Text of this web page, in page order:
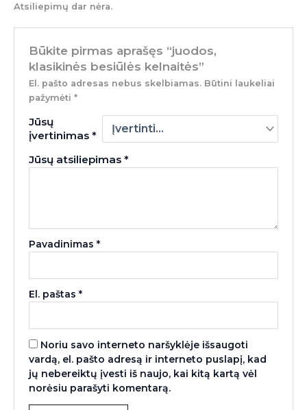
Atsiliepimų dar nėra.
Būkite pirmas aprašęs “juodos,
klasikinės besiūlės kelnaitės”
El. pašto adresas nebus skelbiamas. Būtini laukeliai
pažymėti*
Jūsų
įvertinimas*
Jūsų atsiliepimas*
Pavadinimas*
El. paštas*
Noriu savo interneto naršyklėje išsaugoti
vardą, el. pašto adresą ir interneto puslapį, kad
jų nebereiktų įvesti iš naujo, kai kitą kartą vėl
norėsiu parašyti komentarą.